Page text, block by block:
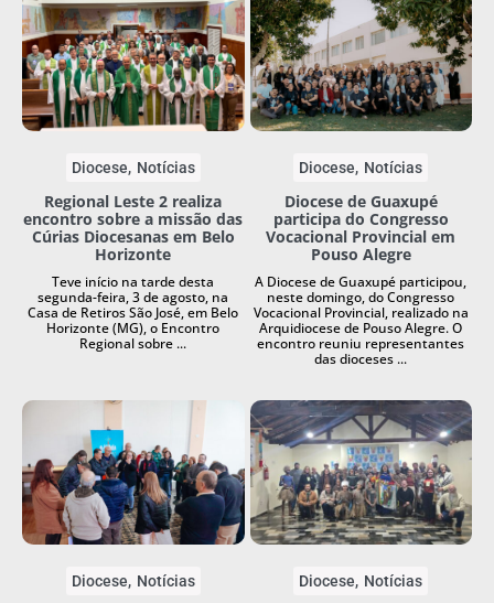
Diocese Notícias
Regional Leste 2 realiza
encontro sobre a missão das
Cúrias Diocesanas em Belo
Horizonte
Teve início na tarde desta
segunda-feira, 3 de agosto, na
Casa de Retiros São José, em Belo
Horizonte (MG), o Encontro
Regional sobre ...
Diocese Notícias
Diocese de Guaxupé
participa do Congresso
Vocacional Provincial em
Pouso Alegre
A Diocese de Guaxupé participou,
neste domingo, do Congresso
Vocacional Provincial, realizado na
Arquidiocese de Pouso Alegre. O
encontro reuniu representantes
das dioceses ...
Diocese Notícias Diocese Notícias